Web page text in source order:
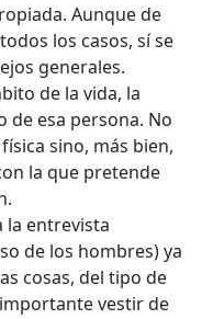
Aunque de
los casos, sí se
generales.
de la vida, la
de esa persona. No
sino, más bien,
la que pretende
la entrevista
de los hombres) ya
cosas, del tipo de
vestir de